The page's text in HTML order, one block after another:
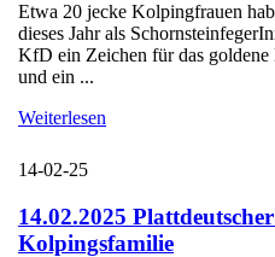
Etwa 20 jecke Kolpingfrauen
dieses Jahr als
KfD ein Zeichen für das
und ein ...
Weiterlesen
14-02-25
14.02.2025
Kolpingsfamilie